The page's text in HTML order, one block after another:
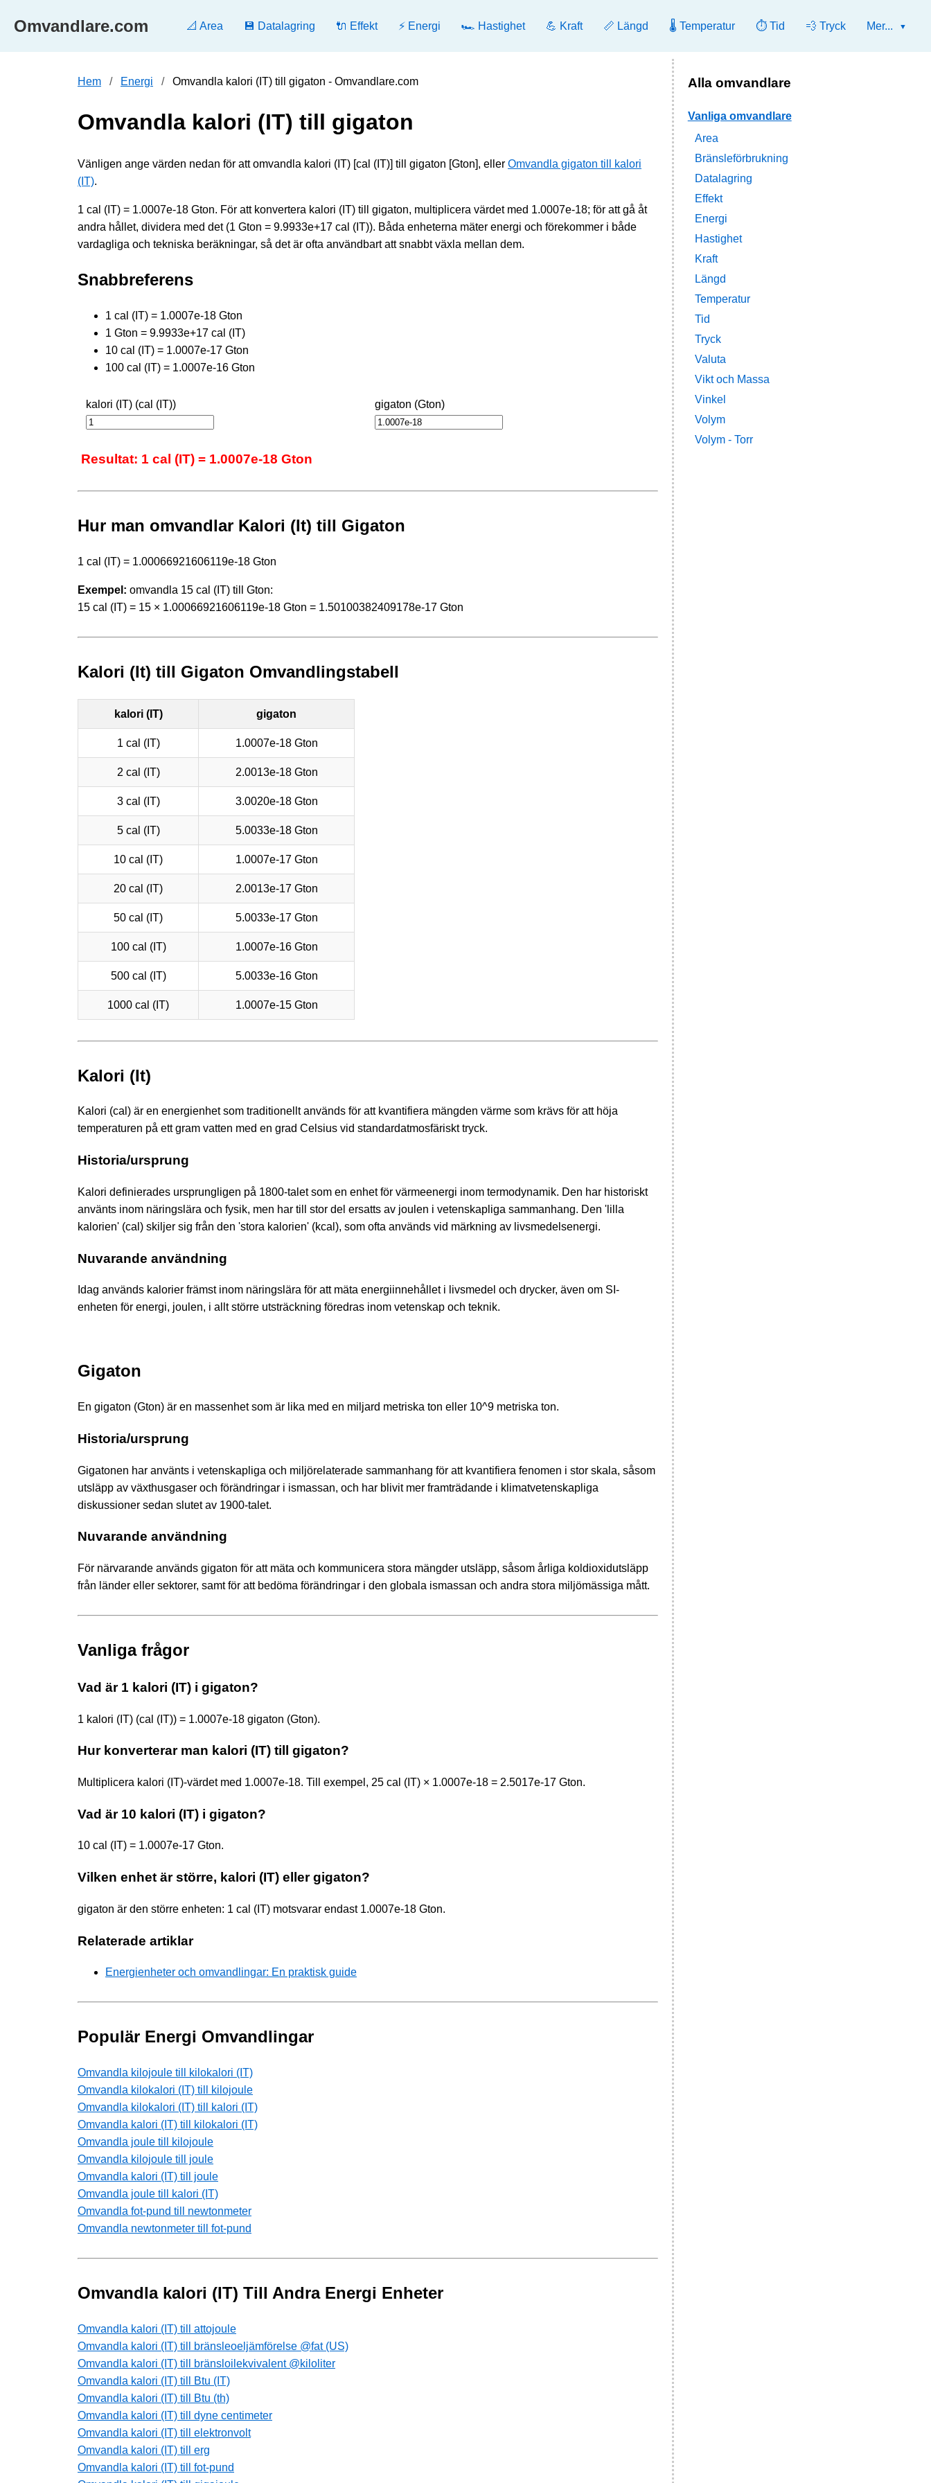
Omvandlare.com 📐 Area 💾 Datalagring 🔌 Effekt ⚡ Energi 🏎️ Hastighet 💪 Kraft 📏 Längd 🌡️ Temperatur ⏱️ Tid 💨 Tryck Mer...
Hem Energi Omvandla kalori (IT) till gigaton - Omvandlare.com
Omvandla kalori (IT) till gigaton
Vänligen ange värden nedan för att omvandla kalori (IT) [cal (IT)] till gigaton [Gton], eller Omvandla gigaton till kalori
(IT).
1 cal (IT) = 1.0007e-18 Gton. För att konvertera kalori (IT) till gigaton, multiplicera värdet med 1.0007e-18; för att gå åt
andra hållet, dividera med det (1 Gton = 9.9933e+17 cal (IT)). Båda enheterna mäter energi och förekommer i både
vardagliga och tekniska beräkningar, så det är ofta användbart att snabbt växla mellan dem.
Snabbreferens
1 cal (IT) = 1.0007e-18 Gton
1 Gton = 9.9933e+17 cal (IT)
10 cal (IT) = 1.0007e-17 Gton
100 cal (IT) = 1.0007e-16 Gton
kalori (IT) (cal (IT)) gigaton (Gton)
Resultat: 1 cal (IT) = 1.0007e-18 Gton
Hur man omvandlar Kalori (It) till Gigaton
1 cal (IT) = 1.00066921606119e-18 Gton
Exempel: omvandla 15 cal (IT) till Gton:
15 cal (IT) = 15 × 1.00066921606119e-18 Gton = 1.50100382409178e-17 Gton
Kalori (It) till Gigaton Omvandlingstabell
kalori (IT) gigaton
1 cal (IT) 1.0007e-18 Gton
2 cal (IT) 2.0013e-18 Gton
3 cal (IT) 3.0020e-18 Gton
5 cal (IT) 5.0033e-18 Gton
10 cal (IT) 1.0007e-17 Gton
20 cal (IT) 2.0013e-17 Gton
50 cal (IT) 5.0033e-17 Gton
100 cal (IT) 1.0007e-16 Gton
500 cal (IT) 5.0033e-16 Gton
1000 cal (IT) 1.0007e-15 Gton
Kalori (It)
Kalori (cal) är en energienhet som traditionellt används för att kvantifiera mängden värme som krävs för att höja
temperaturen på ett gram vatten med en grad Celsius vid standardatmosfäriskt tryck.
Historia/ursprung
Kalori definierades ursprungligen på 1800-talet som en enhet för värmeenergi inom termodynamik. Den har historiskt
använts inom näringslära och fysik, men har till stor del ersatts av joulen i vetenskapliga sammanhang. Den 'lilla
kalorien' (cal) skiljer sig från den 'stora kalorien' (kcal), som ofta används vid märkning av livsmedelsenergi.
Nuvarande användning
Idag används kalorier främst inom näringslära för att mäta energiinnehållet i livsmedel och drycker, även om SI-
enheten för energi, joulen, i allt större utsträckning föredras inom vetenskap och teknik.
Gigaton
En gigaton (Gton) är en massenhet som är lika med en miljard metriska ton eller 10^9 metriska ton.
Historia/ursprung
Gigatonen har använts i vetenskapliga och miljörelaterade sammanhang för att kvantifiera fenomen i stor skala, såsom
utsläpp av växthusgaser och förändringar i ismassan, och har blivit mer framträdande i klimatvetenskapliga
diskussioner sedan slutet av 1900-talet.
Nuvarande användning
För närvarande används gigaton för att mäta och kommunicera stora mängder utsläpp, såsom årliga koldioxidutsläpp
från länder eller sektorer, samt för att bedöma förändringar i den globala ismassan och andra stora miljömässiga mått.
Vanliga frågor
Vad är 1 kalori (IT) i gigaton?
1 kalori (IT) (cal (IT)) = 1.0007e-18 gigaton (Gton).
Hur konverterar man kalori (IT) till gigaton?
Multiplicera kalori (IT)-värdet med 1.0007e-18. Till exempel, 25 cal (IT) × 1.0007e-18 = 2.5017e-17 Gton.
Vad är 10 kalori (IT) i gigaton?
10 cal (IT) = 1.0007e-17 Gton.
Vilken enhet är större, kalori (IT) eller gigaton?
gigaton är den större enheten: 1 cal (IT) motsvarar endast 1.0007e-18 Gton.
Relaterade artiklar
Energienheter och omvandlingar: En praktisk guide
Populär Energi Omvandlingar
Omvandla kilojoule till kilokalori (IT)
Omvandla kilokalori (IT) till kilojoule
Omvandla kilokalori (IT) till kalori (IT)
Omvandla kalori (IT) till kilokalori (IT)
Omvandla joule till kilojoule
Omvandla kilojoule till joule
Omvandla kalori (IT) till joule
Omvandla joule till kalori (IT)
Omvandla fot-pund till newtonmeter
Omvandla newtonmeter till fot-pund
Omvandla kalori (IT) Till Andra Energi Enheter
Omvandla kalori (IT) till attojoule
Omvandla kalori (IT) till bränsleoeljämförelse @fat (US)
Omvandla kalori (IT) till bränsloilekvivalent @kiloliter
Omvandla kalori (IT) till Btu (IT)
Omvandla kalori (IT) till Btu (th)
Omvandla kalori (IT) till dyne centimeter
Omvandla kalori (IT) till elektronvolt
Omvandla kalori (IT) till erg
Omvandla kalori (IT) till fot-pund
Alla omvandlare
Vanliga omvandlare
Area
Bränsleförbrukning
Datalagring
Effekt
Energi
Hastighet
Kraft
Längd
Temperatur
Tid
Tryck
Valuta
Vikt och Massa
Vinkel
Volym
Volym - Torr